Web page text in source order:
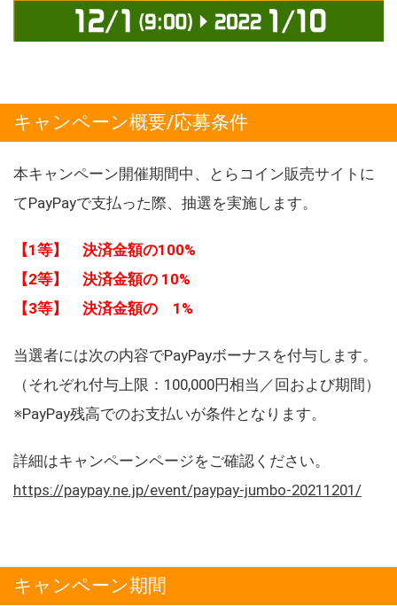
キャンペーン概要/応募条件
本キャンペーン開催期間中、とらコイン販売サイトに
てPayPayで支払った際、抽選を実施します。
【1等】 決済金額の100%
【2等】 決済金額の 10%
【3等】 決済金額の 1%
当選者には次の内容でPayPayボーナスを付与します。
（それぞれ付与上限：100,000円相当／回および期間）
※PayPay残高でのお支払いが条件となります。
詳細はキャンペーンページをご確認ください。
https://paypay.ne.jp/event/paypay-jumbo-20211201/
キャンペーン期間